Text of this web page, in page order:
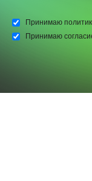
Принимаю
Принимаю